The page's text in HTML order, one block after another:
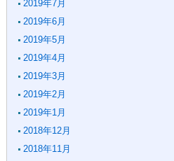
2019年7月
2019年6月
2019年5月
2019年4月
2019年3月
2019年2月
2019年1月
2018年12月
2018年11月